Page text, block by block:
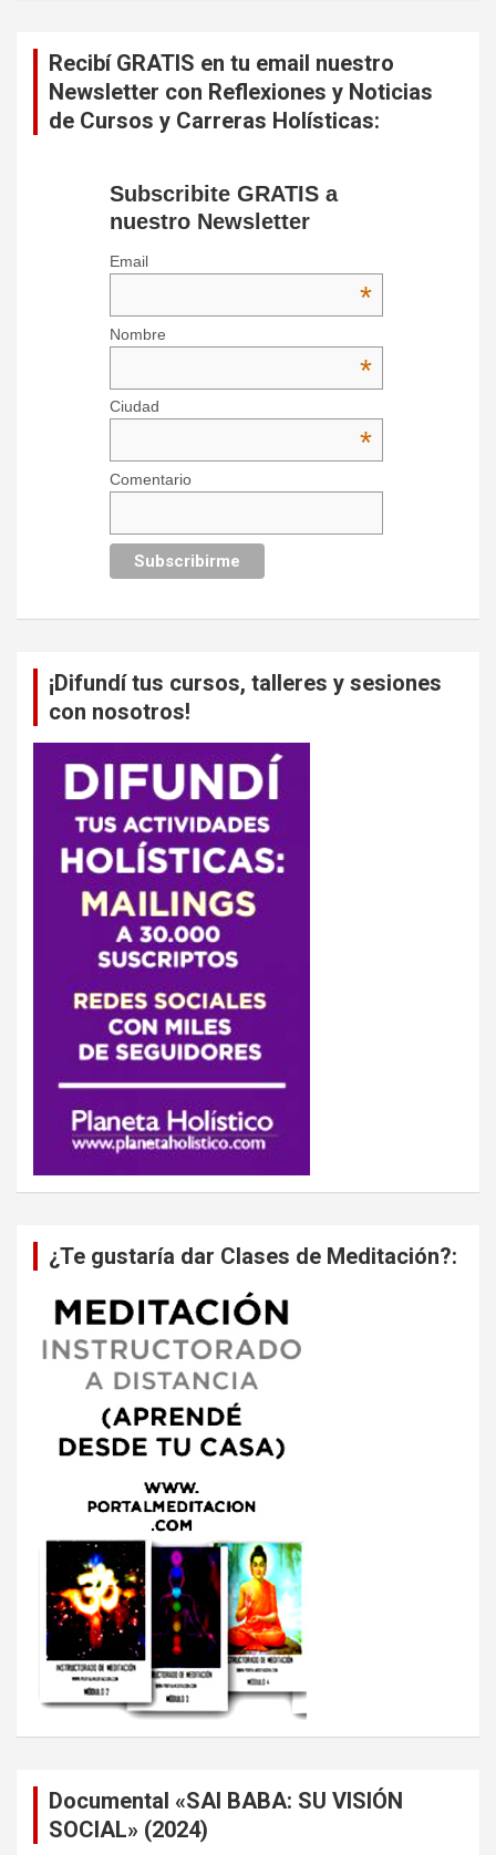
Recibí GRATIS en tu email nuestro
Newsletter con Reflexiones y Noticias
de Cursos y Carreras Holísticas:
Subscribite GRATIS a
nuestro Newsletter
Email
*
Nombre
*
Ciudad
*
Comentario
¡Difundí tus cursos, talleres y sesiones
con nosotros!
¿Te gustaría dar Clases de Meditación?:
Documental «SAI BABA: SU VISIÓN
SOCIAL» (2024)